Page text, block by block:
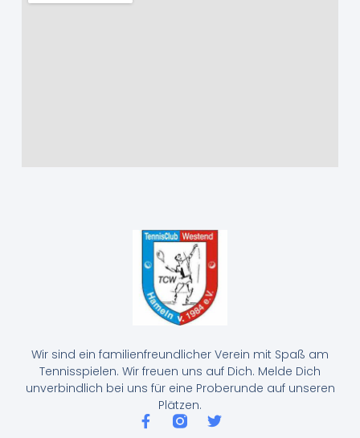
Wir sind ein familienfreundlicher Verein mit Spaß am
Tennisspielen. Wir freuen uns auf Dich. Melde Dich
unverbindlich bei uns für eine Proberunde auf unseren
Plätzen.